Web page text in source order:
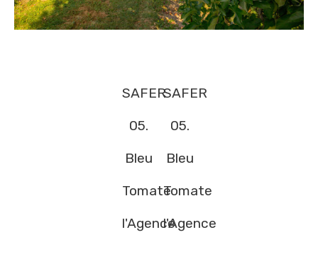
SAFER
05.
Bleu
Tomate
l'Agence
SAFER
05.
Bleu
Tomate
l'Agence